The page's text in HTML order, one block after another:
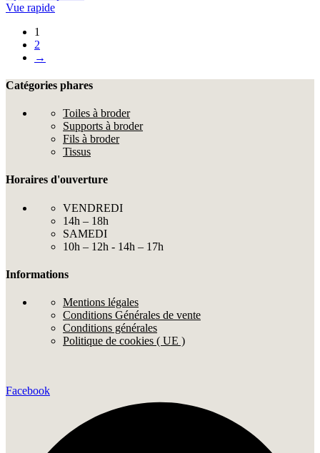
Vue rapide
1
2
→
Catégories phares
Toiles à broder
Supports à broder
Fils à broder
Tissus
Horaires d'ouverture
VENDREDI
14h – 18h
SAMEDI
10h – 12h - 14h – 17h
Informations
Mentions légales
Conditions Générales de vente
Conditions générales
Politique de cookies ( UE )
Facebook